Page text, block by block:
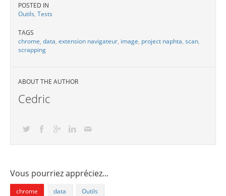
POSTED IN
Outils, Tests
TAGS
chrome, data, extension navigateur, image, project naphta, scan,
scrapping
ABOUT THE AUTHOR
Cedric
Vous pourriez appréciez...
chrome data Outils